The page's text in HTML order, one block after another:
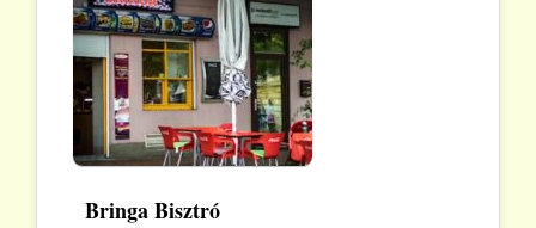
Bringa Bisztró